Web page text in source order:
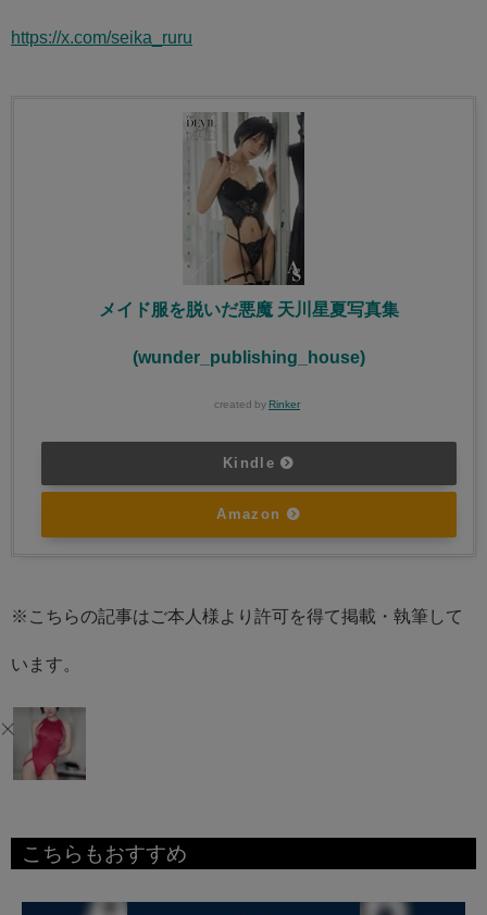
https://x.com/seika_ruru
メイド服を脱いだ悪魔 天川星夏写真集
(wunder_publishing_house)
created by Rinker
Kindle
Amazon
※こちらの記事はご本人様より許可を得て掲載・執筆して
います。
こちらもおすすめ